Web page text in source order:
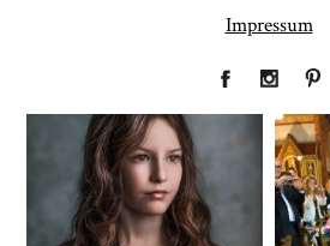
Impressum
Fineart